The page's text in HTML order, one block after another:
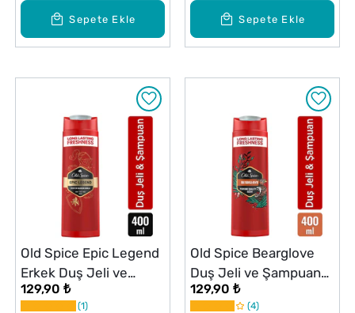
Sepete Ekle Sepete Ekle
Old Spice Epic Legend
Erkek Duş Jeli ve
Şampuan 400 ml
129,90 ₺
1
Old Spice Bearglove
Duş Jeli ve Şampuan
400 ml
129,90 ₺
4